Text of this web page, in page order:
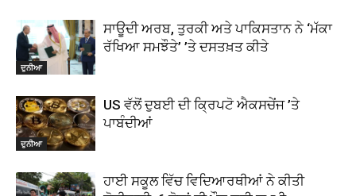
ਦੁਨੀਆ
ਸਾਊਦੀ ਅਰਬ, ਤੁਰਕੀ ਅਤੇ ਪਾਕਿਸਤਾਨ ਨੇ ‘ਮੱਕਾ
ਰੱਖਿਆ ਸਮਝੌਤੇ’ ’ਤੇ ਦਸਤਖ਼ਤ ਕੀਤੇ
ਦੁਨੀਆ
US ਵੱਲੋਂ ਦੁਬਈ ਦੀ ਕ੍ਰਿਪਟੋ ਐਕਸਚੇਂਜ ’ਤੇ
ਪਾਬੰਦੀਆਂ
ਹਾਈ ਸਕੂਲ ਵਿੱਚ ਵਿਦਿਆਰਥੀਆਂ ਨੇ ਕੀਤੀ